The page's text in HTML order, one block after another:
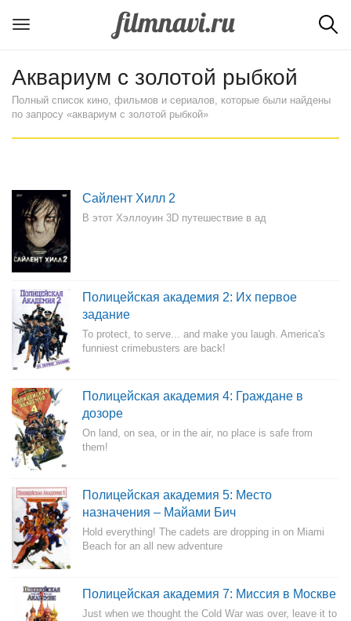
Аквариум с золотой рыбкой
Полный список кино, фильмов и сериалов, которые были найдены
по запросу «аквариум с золотой рыбкой»
Сайлент Хилл 2
В этот Хэллоуин 3D путешествие в ад
Полицейская академия 2: Их первое
задание
To protect, to serve... and make you laugh. America's
funniest crimebusters are back!
Полицейская академия 4: Граждане в
дозоре
On land, on sea, or in the air, no place is safe from
them!
Полицейская академия 5: Место
назначения – Майами Бич
Hold everything! The cadets are dropping in on Miami
Beach for an all new adventure
Полицейская академия 7: Миссия в Москве
Just when we thought the Cold War was over, leave it to